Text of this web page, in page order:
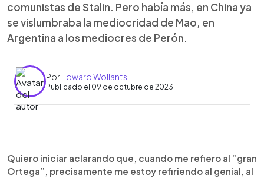
comunistas de Stalin. Pero había más, en China ya
se vislumbraba la mediocridad de Mao, en
Argentina a los mediocres de Perón.
PorEdward Wollants
Publicado el 09 de octubre de 2023
► Escuchar artículo
Quiero iniciar aclarando que, cuando me refiero al “gran
Ortega”, precisamente me estoy refiriendo al genial, al